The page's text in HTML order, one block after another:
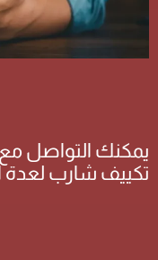
يمكنك التواصل
تكييف شارب لعدة